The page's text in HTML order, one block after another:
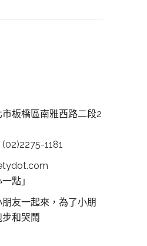
板橋區南雅西路二段2
(02)2275-1181
點」
友一起來，為了小朋
和哭鬧